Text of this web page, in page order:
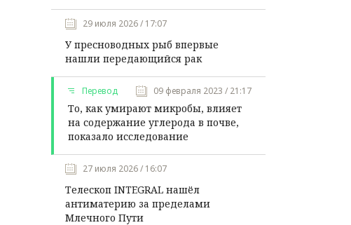
29 июля 2026 / 17:07
У пресноводных рыб впервые
нашли передающийся рак
Перевод 09 февраля 2023 / 21:17
То, как умирают микробы, влияет
на содержание углерода в почве,
показало исследование
27 июля 2026 / 16:07
Телескоп INTEGRAL нашёл
антиматерию за пределами
Млечного Пути